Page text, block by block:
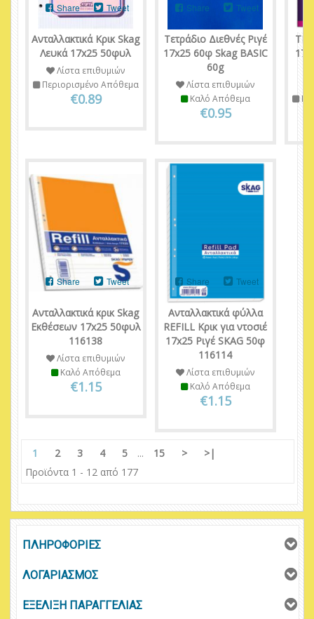
Ανταλλακτικά Κρικ Skag
Λευκά 17x25 50φυλ
Share Tweet
Λίστα επιθυμιών
Περιορισμένο Απόθεμα
€0.89
Τετράδιο Διεθνές Ριγέ
17x25 60φ Skag BASIC
60g
Share Tweet
Λίστα επιθυμιών
Καλό Απόθεμα
€0.95
Ανταλλακτικά κρικ Skag
Εκθέσεων 17x25 50φυλ
116138
Share Tweet
Λίστα επιθυμιών
Καλό Απόθεμα
€1.15
Ανταλλακτικά φύλλα
REFILL Κρικ για ντοσιέ
17x25 Ριγέ SKAG 50φ
116114
Share Tweet
Λίστα επιθυμιών
Καλό Απόθεμα
€1.15
1 2 3 4 5 ... 15 >
>|
Προϊόντα 1 - 12 από 177
ΠΛΗΡΟΦΟΡΙΕΣ
ΛΟΓΑΡΙΑΣΜΟΣ
ΕΞΕΛΙΞΗ ΠΑΡΑΓΓΕΛΙΑΣ